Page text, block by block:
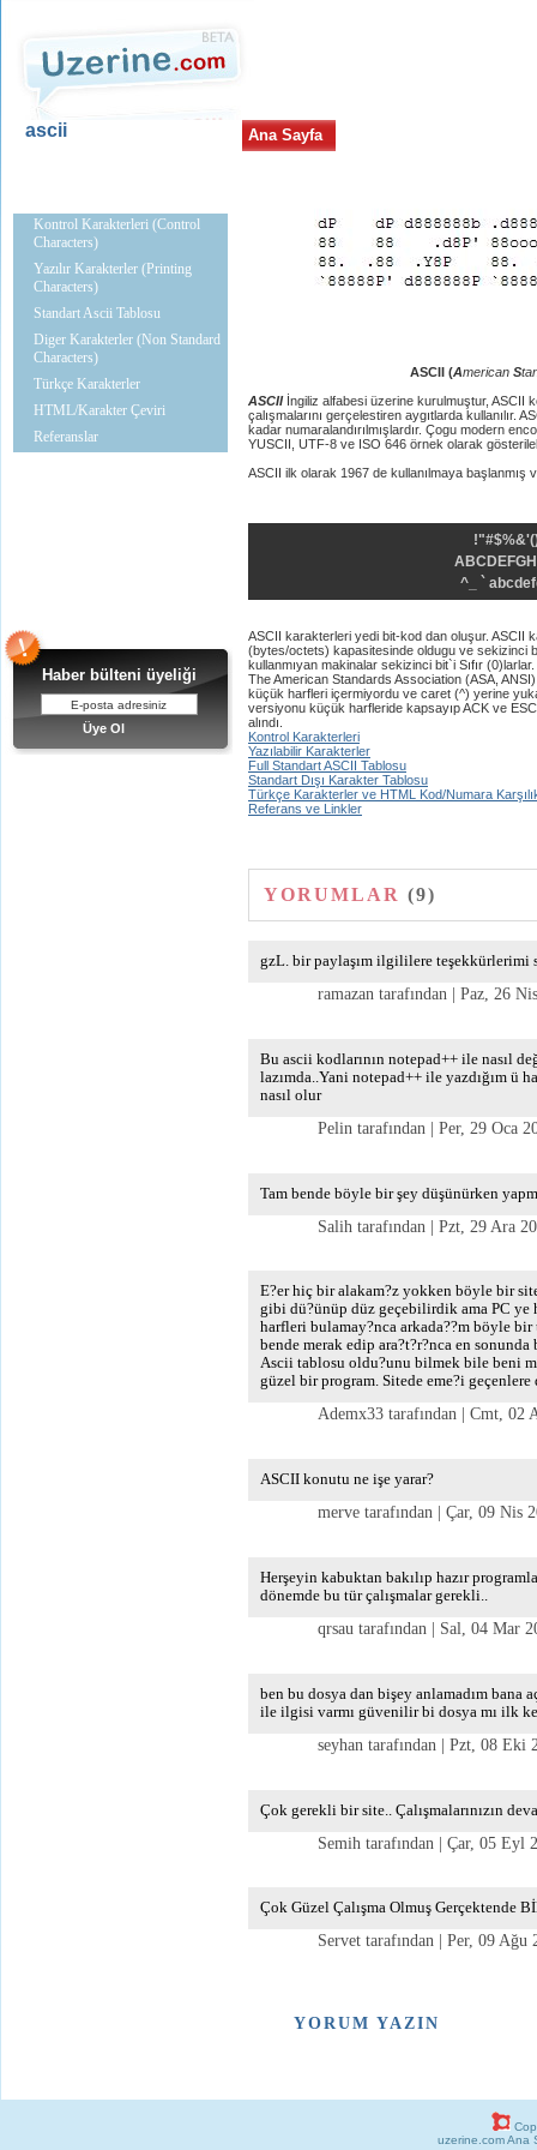
ascii Ana Sayfa
Kontrol Karakterleri (Control
Characters)
Yazılır Karakterler (Printing
Characters)
Standart Ascii Tablosu
Diger Karakterler (Non Standard
Characters)
Türkçe Karakterler
HTML/Karakter Çeviri
Referanslar
Haber bülteni üyeliği
Üye Ol
ASCII (American S
ASCII İngiliz alfabesi üzerine kurulmuştur, ASCII
çalışmalarını gerçelestiren aygıtlarda kullanılır.
kadar numaralandırılmışlardır. Çogu modern
YUSCII, UTF-8 ve ISO 646 örnek olarak
ASCII ilk olarak 1967 de kullanılmaya başlanmış
^_ `
ASCII karakterleri yedi bit-kod dan oluşur. ASCII
(bytes/octets) kapasitesinde oldugu ve sekizinci
kullanmıyan makinalar sekizinci bit`i Sıfır (0)larlar.
The American Standards Association (ASA,
küçük harfleri içermiyordu ve caret (^) yerine
versiyonu küçük harfleride kapsayıp ACK ve
alındı.
Kontrol Karakterleri
Yazılabilir Karakterler
Full Standart ASCII Tablosu
Standart Dışı Karakter Tablosu
Türkçe Karakterler ve HTML Kod/Numara
Referans ve Linkler
YORUMLAR (9)
gzL. bir paylaşım ilgililere teşekkürlerimi
ramazan tarafından | Paz, 26
Bu ascii kodlarının notepad++ ile nasıl
lazımda..Yani notepad++ ile yazdığım
nasıl olur
Pelin tarafından | Per, 29 Oca
Tam bende böyle bir şey düşünürken
Salih tarafından | Pzt, 29 Ara
E?er hiç bir alakam?z yokken böyle bir
gibi dü?ünüp düz geçebilirdik ama PC ye
harfleri bulamay?nca arkada??m böyle
bende merak edip ara?t?r?nca en
Ascii tablosu oldu?unu bilmek bile beni
güzel bir program. Sitede eme?i geçenlere
Ademx33 tarafından | Cmt, 02
ASCII konutu ne işe yarar?
merve tarafından | Çar, 09 Nis
Herşeyin kabuktan bakılıp hazır
dönemde bu tür çalışmalar gerekli..
qrsau tarafından | Sal, 04 Mar
ben bu dosya dan bişey anlamadım
ile ilgisi varmı güvenilir bi dosya mı ilk
seyhan tarafından | Pzt, 08 Eki
Çok gerekli bir site.. Çalışmalarınızın
Semih tarafından | Çar, 05 Eyl
Çok Güzel Çalışma Olmuş Gerçektende
Servet tarafından | Per, 09 Ağu
YORUM YAZIN
uzerine.com Ana